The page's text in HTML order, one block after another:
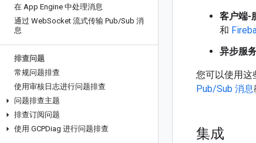
在 App Engine 中处理消息
通过 WebSocket 流式传输 Pub/Sub 消
息
排查问题
常规问题排查
使用审核日志进行问题排查
问题排查主题
排查订阅问题
使用 GCPDiag 进行问题排查
客户端-
和
异步服
您可以使用这
Pub/Sub 消息
集成